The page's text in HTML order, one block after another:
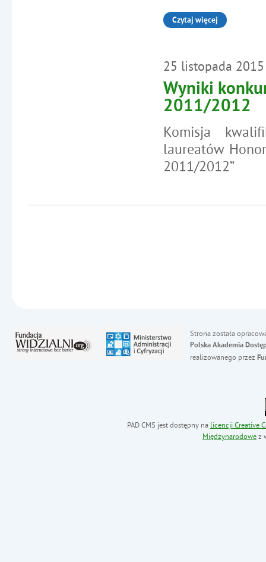
Czytaj więcej
25 listopada 2015
Wyniki
2011/2012
Komisja
laureatów
2011/2012”
Strona została
Polska Akademia
realizowanego przez
PAD CMS jest dostępny na licencji Creative
Międzynarodowe z